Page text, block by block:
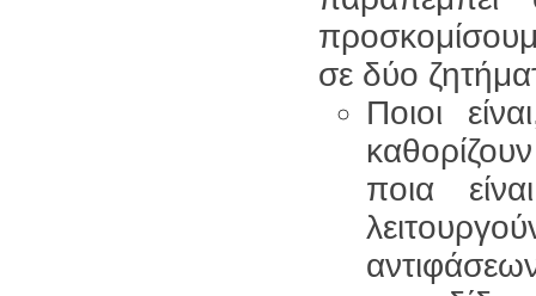
σε δύο
Ποιοι
ποια